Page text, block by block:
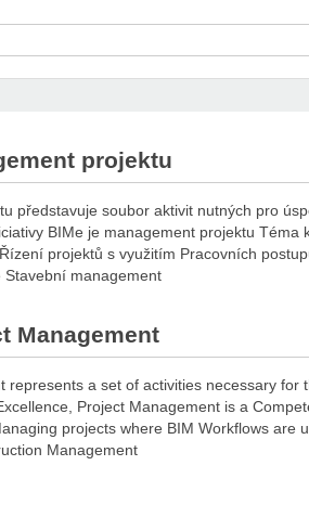
projektu
představuje soubor aktivit nutných pro
BIMe je management projektu
projektů s využitím Pracovních
Stavební management
Management
represents a set of activities necessary
Project Management is a
projects where BIM Workflows are
Management